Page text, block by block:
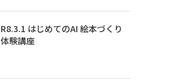
R8.3.1 はじめてのAI 絵本づくり
体験講座